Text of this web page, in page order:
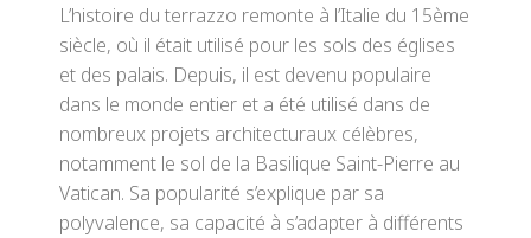
L’histoire du terrazzo remonte à l’Italie du 15ème
siècle, où il était utilisé pour les sols des églises
et des palais. Depuis, il est devenu populaire
dans le monde entier et a été utilisé dans de
nombreux projets architecturaux célèbres,
notamment le sol de la Basilique Saint-Pierre au
Vatican. Sa popularité s’explique par sa
polyvalence, sa capacité à s’adapter à différents